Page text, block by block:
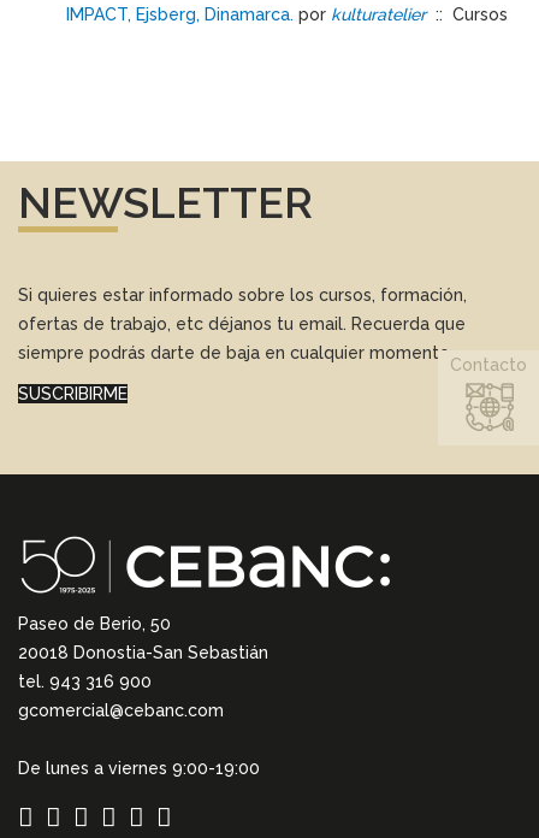
IMPACT, Ejsberg, Dinamarca. por kulturatelier:: Cursos
NEWSLETTER
Si quieres estar informado sobre los cursos, formación,
ofertas de trabajo, etc déjanos tu email. Recuerda que
siempre podrás darte de baja en cualquier momento.
SUSCRIBIRME
Paseo de Berio, 50
20018 Donostia-San Sebastián
tel. 943 316 900
gcomercial@cebanc.com
De lunes a viernes 9:00-19:00
Contacto